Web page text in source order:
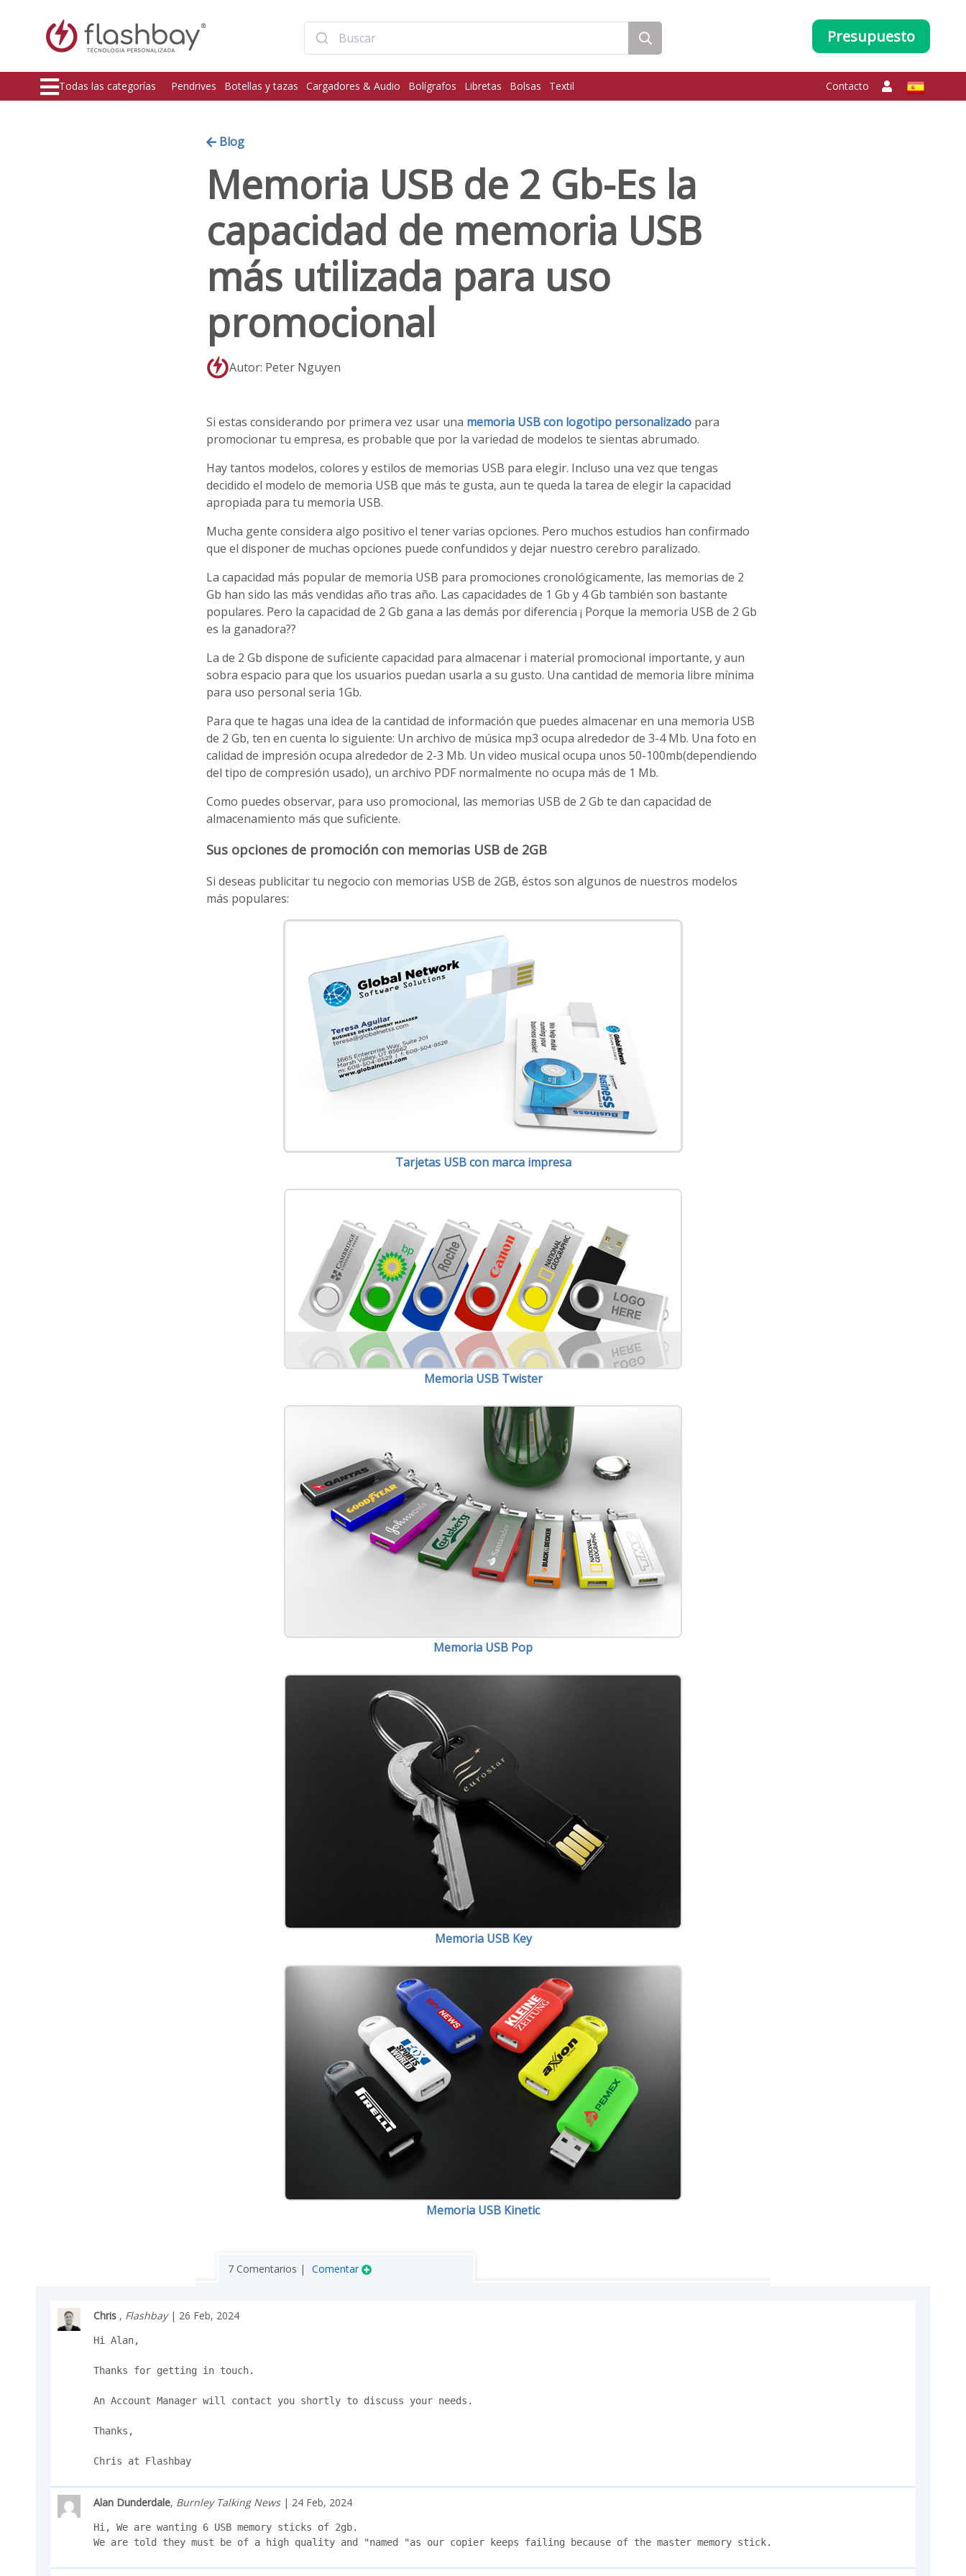
Presupuesto
Todas las categorías Pendrives Botellas y tazas Cargadores & Audio Bolígrafos Libretas Bolsas Textil Contacto
Blog
Memoria USB de 2 Gb-Es la
capacidad de memoria USB
más utilizada para uso
promocional
Autor: Peter Nguyen
Si estas considerando por primera vez usar una memoria USB con logotipo personalizado para
promocionar tu empresa, es probable que por la variedad de modelos te sientas abrumado.
Hay tantos modelos, colores y estilos de memorias USB para elegir. Incluso una vez que tengas
decidido el modelo de memoria USB que más te gusta, aun te queda la tarea de elegir la capacidad
apropiada para tu memoria USB.
Mucha gente considera algo positivo el tener varias opciones. Pero muchos estudios han confirmado
que el disponer de muchas opciones puede confundidos y dejar nuestro cerebro paralizado.
La capacidad más popular de memoria USB para promociones cronológicamente, las memorias de 2
Gb han sido las más vendidas año tras año. Las capacidades de 1 Gb y 4 Gb también son bastante
populares. Pero la capacidad de 2 Gb gana a las demás por diferencia ¡ Porque la memoria USB de 2 Gb
es la ganadora??
La de 2 Gb dispone de suficiente capacidad para almacenar i material promocional importante, y aun
sobra espacio para que los usuarios puedan usarla a su gusto. Una cantidad de memoria libre mínima
para uso personal seria 1Gb.
Para que te hagas una idea de la cantidad de información que puedes almacenar en una memoria USB
de 2 Gb, ten en cuenta lo siguiente: Un archivo de música mp3 ocupa alrededor de 3-4 Mb. Una foto en
calidad de impresión ocupa alrededor de 2-3 Mb. Un video musical ocupa unos 50-100mb(dependiendo
del tipo de compresión usado), un archivo PDF normalmente no ocupa más de 1 Mb.
Como puedes observar, para uso promocional, las memorias USB de 2 Gb te dan capacidad de
almacenamiento más que suficiente.
Sus opciones de promoción con memorias USB de 2GB
Si deseas publicitar tu negocio con memorias USB de 2GB, éstos son algunos de nuestros modelos
más populares:
Tarjetas USB con marca impresa
Memoria USB Twister
Memoria USB Pop
Memoria USB Key
Memoria USB Kinetic
7 Comentarios | Comentar
Chris , Flashbay| 26 Feb, 2024
Hi Alan,
Thanks for getting in touch.
An Account Manager will contact you shortly to discuss your needs.
Thanks,
Chris at Flashbay
Alan Dunderdale, Burnley Talking News| 24 Feb, 2024
Hi, We are wanting 6 USB memory sticks of 2gb.
We are told they must be of a high quality and "named "as our copier keeps failing because of the master memory stick.